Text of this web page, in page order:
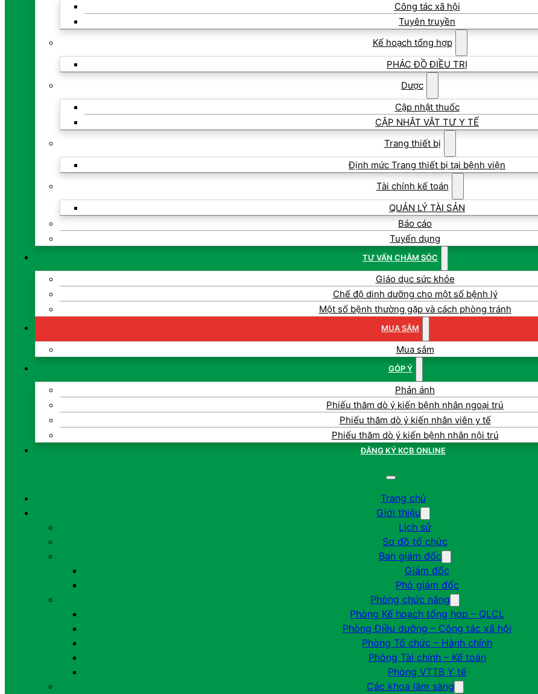
Công tác xã hội
Tuyên truyền
Kế hoạch tổng hợp
PHÁC ĐỒ ĐIỀU TRỊ
Dược
Cập nhật thuốc
CẬP NHẬT VẬT TƯ Y TẾ
Trang thiết bị
Định mức Trang thiết bị tại bệnh viện
Tài chính kế toán
QUẢN LÝ TÀI SẢN
Báo cáo
Tuyển dụng
TƯ VẤN CHĂM SÓC
Giáo dục sức khỏe
Chế độ dinh dưỡng cho một số bệnh lý
Một số bệnh thường gặp và cách phòng tránh
MUA SẮM
Mua sắm
GÓP Ý
Phản ánh
Phiếu thăm dò ý kiến bệnh nhân ngoại trú
Phiếu thăm dò ý kiến nhân viên y tế
Phiếu thăm dò ý kiến bệnh nhân nội trú
ĐĂNG KÝ KCB ONLINE
Trang chủ
Giới thiệu
Lịch sử
Sơ đồ tổ chức
Ban giám đốc
Giám đốc
Phó giám đốc
Phòng chức năng
Phòng Kế hoạch tổng hợp – QLCL
Phòng Điều dưỡng – Công tác xã hội
Phòng Tổ chức – Hành chính
Phòng Tài chính – Kế toán
Phòng VTTB Y tế
Các khoa lâm sàng